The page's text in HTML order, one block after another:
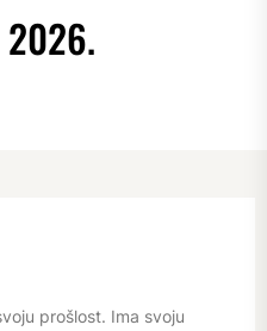
2026.
prošlost. Ima svoju